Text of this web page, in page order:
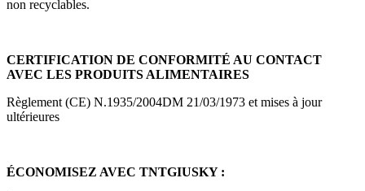
non recyclables.
CERTIFICATION DE CONFORMITÉ AU CONTACT
AVEC LES PRODUITS ALIMENTAIRES
Règlement (CE) N.1935/2004DM 21/03/1973 et mises à jour
ultérieures
ÉCONOMISEZ AVEC TNTGIUSKY :